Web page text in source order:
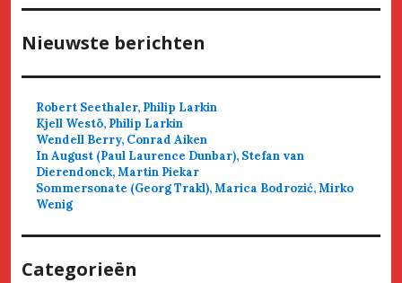
Nieuwste berichten
Robert Seethaler, Philip Larkin
Kjell Westö, Philip Larkin
Wendell Berry, Conrad Aiken
In August (Paul Laurence Dunbar), Stefan van
Dierendonck, Martin Piekar
Sommersonate (Georg Trakl), Marica Bodrozić, Mirko
Wenig
Categorieën